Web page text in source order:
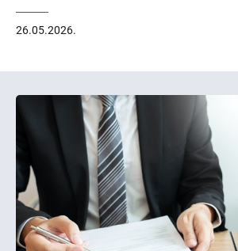
26.05.2026.